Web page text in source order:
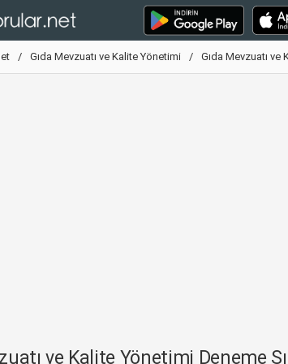
Gıda Mevzuatı ve Kalite Yönetimi Gıda Mevzuatı ve
ve Kalite Yönetimi Deneme